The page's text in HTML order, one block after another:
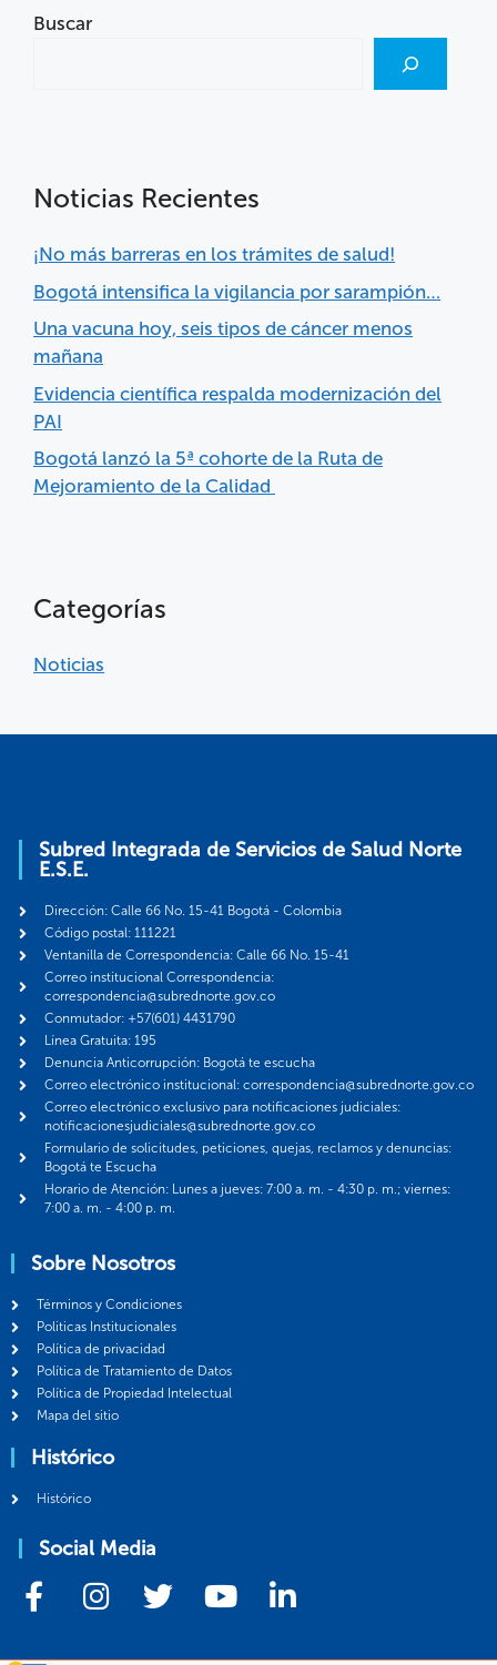
Buscar
Noticias Recientes
¡No más barreras en los trámites de salud!
Bogotá intensifica la vigilancia por sarampión…
Una vacuna hoy, seis tipos de cáncer menos
mañana
Evidencia científica respalda modernización del
PAI
Bogotá lanzó la 5ª cohorte de la Ruta de
Mejoramiento de la Calidad
Categorías
Noticias
Subred Integrada de Servicios de Salud Norte
E.S.E.
Dirección: Calle 66 No. 15-41 Bogotá - Colombia
Código postal: 111221
Ventanilla de Correspondencia: Calle 66 No. 15-41
Correo institucional Correspondencia:
correspondencia@subrednorte.gov.co
Conmutador: +57(601) 4431790
Línea Gratuita: 195
Denuncia Anticorrupción: Bogotá te escucha
Correo electrónico institucional: correspondencia@subrednorte.gov.co
Correo electrónico exclusivo para notificaciones judiciales:
notificacionesjudiciales@subrednorte.gov.co
Formulario de solicitudes, peticiones, quejas, reclamos y denuncias:
Bogotá te Escucha
Horario de Atención: Lunes a jueves: 7:00 a. m. - 4:30 p. m.; viernes:
7:00 a. m. - 4:00 p. m.
Sobre Nosotros
Términos y Condiciones
Politicas Institucionales
Política de privacidad
Política de Tratamiento de Datos
Política de Propiedad Intelectual
Mapa del sitio
Histórico
Histórico
Social Media